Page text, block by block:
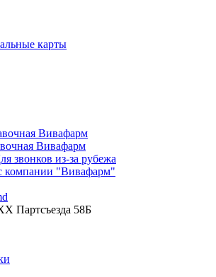
карты
Вивафарм
Вивафарм
звонков из-за рубежа
компании "Вивафарм"
Партсъезда 58Б